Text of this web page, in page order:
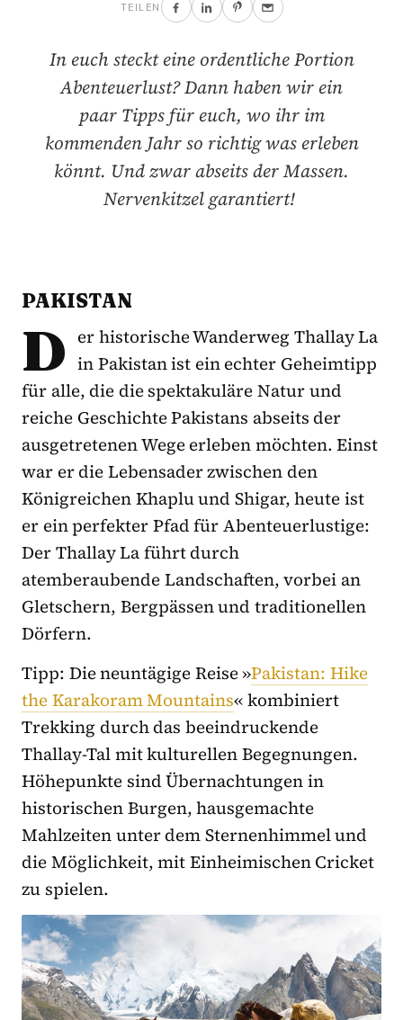
TEILEN
In euch steckt eine ordentliche Portion
Abenteuerlust? Dann haben wir ein
paar Tipps für euch, wo ihr im
kommenden Jahr so richtig was erleben
könnt. Und zwar abseits der Massen.
Nervenkitzel garantiert!
PAKISTAN
D er historische Wanderweg Thallay La
in Pakistan ist ein echter Geheimtipp
für alle, die die spektakuläre Natur und
reiche Geschichte Pakistans abseits der
ausgetretenen Wege erleben möchten. Einst
war er die Lebensader zwischen den
Königreichen Khaplu und Shigar, heute ist
er ein perfekter Pfad für Abenteuerlustige:
Der Thallay La führt durch
atemberaubende Landschaften, vorbei an
Gletschern, Bergpässen und traditionellen
Dörfern.
Tipp: Die neuntägige Reise »Pakistan: Hike
the Karakoram Mountains« kombiniert
Trekking durch das beeindruckende
Thallay-Tal mit kulturellen Begegnungen.
Höhepunkte sind Übernachtungen in
historischen Burgen, hausgemachte
Mahlzeiten unter dem Sternenhimmel und
die Möglichkeit, mit Einheimischen Cricket
zu spielen.